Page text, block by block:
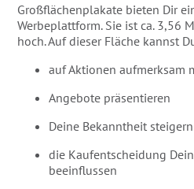
Großflächenplakate bieten Dir
Werbeplattform. Sie ist ca. 3,56
hoch. Auf dieser Fläche kannst
auf Aktionen aufmerksam
Angebote präsentieren
Deine Bekanntheit steigern
die Kaufentscheidung
beeinflussen